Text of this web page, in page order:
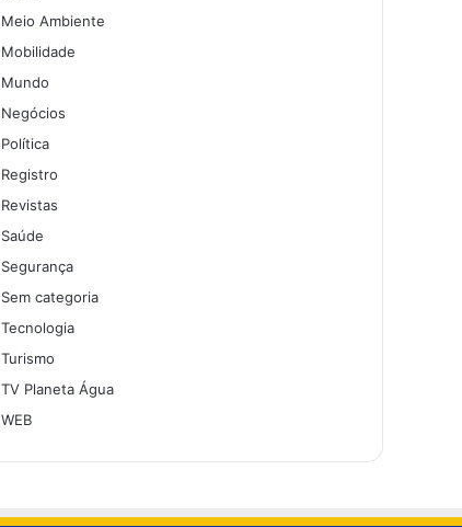
Meio Ambiente
Mobilidade
Mundo
Negócios
Política
Registro
Revistas
Saúde
Segurança
Sem categoria
Tecnologia
Turismo
TV Planeta Água
WEB